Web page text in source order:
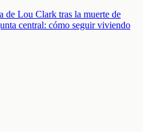
de Lou Clark tras la muerte de
central: cómo seguir viviendo